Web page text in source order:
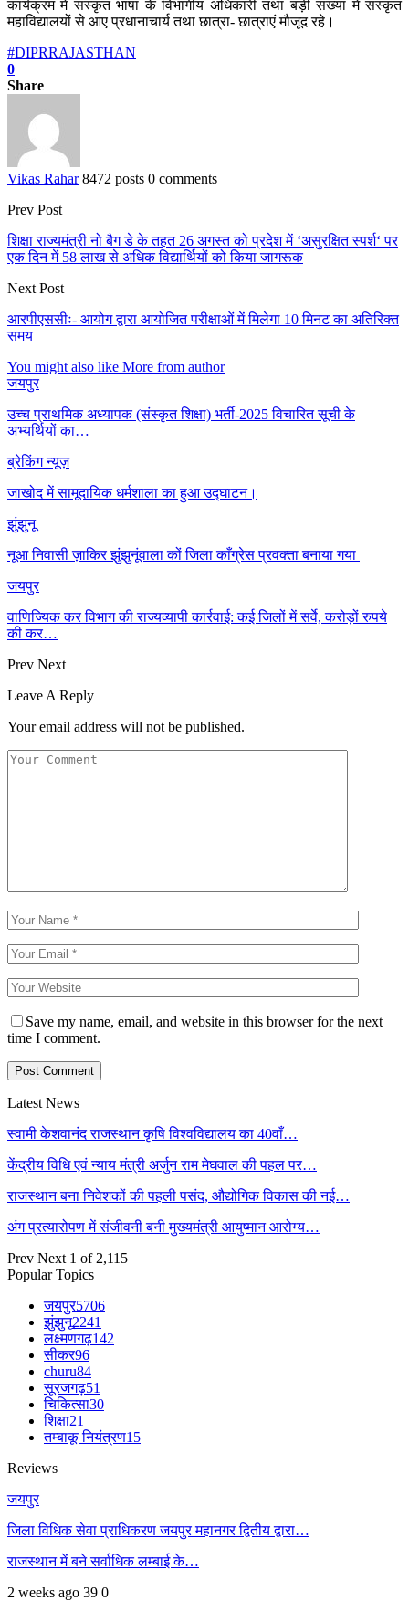
कार्यक्रम में संस्कृत भाषा के विभागीय अधिकारी तथा बड़ी संख्या में संस्कृत
महाविद्यालयों से आए प्रधानाचार्य तथा छात्रा- छात्राएं मौजूद रहे।
#DIPRRAJASTHAN
0
Share
Vikas Rahar 8472 posts 0 comments
Prev Post
शिक्षा राज्यमंत्री नो बैग डे के तहत 26 अगस्त को प्रदेश में ‘असुरक्षित स्पर्श‘ पर
एक दिन में 58 लाख से अधिक विद्यार्थियों को किया जागरूक
Next Post
आरपीएससीः- आयोग द्वारा आयोजित परीक्षाओं में मिलेगा 10 मिनट का अतिरिक्त
समय
You might also like More from author
जयपुर
उच्च प्राथमिक अध्यापक (संस्कृत शिक्षा) भर्ती-2025 विचारित सूची के
अभ्यर्थियों का…
ब्रेकिंग न्यूज़
जाखोद में सामूदायिक धर्मशाला का हुआ उद्घाटन।
झुंझुनू
नूआ निवासी ज़ाकिर झुंझुनूंवाला कों जिला काँग्रेस प्रवक्ता बनाया गया
जयपुर
वाणिज्यिक कर विभाग की राज्यव्यापी कार्रवाई: कई जिलों में सर्वे, करोड़ों रुपये
की कर…
Prev Next
Leave A Reply
Your email address will not be published.
Save my name, email, and website in this browser for the next
time I comment.
Latest News
स्वामी केशवानंद राजस्थान कृषि विश्वविद्यालय का 40वाँ…
केंद्रीय विधि एवं न्याय मंत्री अर्जुन राम मेघवाल की पहल पर…
राजस्थान बना निवेशकों की पहली पसंद, औद्योगिक विकास की नई…
अंग प्रत्यारोपण में संजीवनी बनी मुख्यमंत्री आयुष्मान आरोग्य…
Prev Next 1 of 2,115
Popular Topics
जयपुर5706
झुंझुनू2241
लक्ष्मणगढ़142
सीकर96
churu84
सूरजगढ़51
चिकित्सा30
शिक्षा21
तम्बाकू नियंत्रण15
Reviews
जयपुर
जिला विधिक सेवा प्राधिकरण जयपुर महानगर द्वितीय द्वारा…
राजस्थान में बने सर्वाधिक लम्बाई के…
2 weeks ago 39 0